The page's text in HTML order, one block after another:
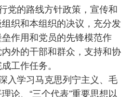
的路线方针政策，宣传和
织和本组织的决议，充分发
作用和党员的先锋模范作
外的干部和群众，支持和协
工作任务。
学习马克思列宁主义、毛
论、“三个代表”重要思想以